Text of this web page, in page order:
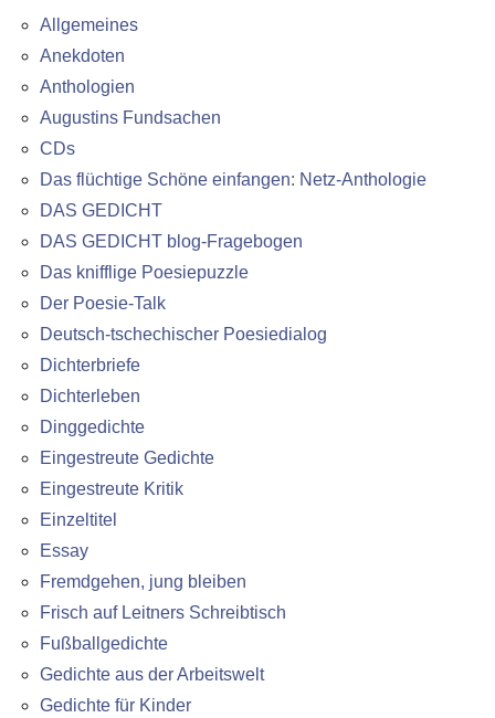
Allgemeines
Anekdoten
Anthologien
Augustins Fundsachen
CDs
Das flüchtige Schöne einfangen: Netz-Anthologie
DAS GEDICHT
DAS GEDICHT blog-Fragebogen
Das knifflige Poesiepuzzle
Der Poesie-Talk
Deutsch-tschechischer Poesiedialog
Dichterbriefe
Dichterleben
Dinggedichte
Eingestreute Gedichte
Eingestreute Kritik
Einzeltitel
Essay
Fremdgehen, jung bleiben
Frisch auf Leitners Schreibtisch
Fußballgedichte
Gedichte aus der Arbeitswelt
Gedichte für Kinder